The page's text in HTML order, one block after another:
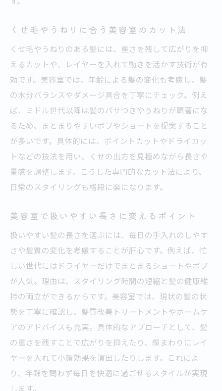
くせ毛やうねりに合う美容室のカット法
くせ毛やうねりのある髪には、重さを残して広がりを抑
えるカットや、レイヤーを入れて動きを活かす技術が有
効です。美容室では、年齢による髪の変化も考慮し、髪
の水分バランスやダメージ具合を丁寧にチェック。例え
ば、ミドル世代以降は髪のパサつきやうねりが顕著にな
るため、まとまりやすいボブやショートを提案すること
が多いです。具体的には、ポイントカットやドライカッ
トなどの技法を用い、くせの出方を見極めながら長さや
量感を調整します。こうした専門的なカット法により、
日常のスタイリングも格段に楽になります。
美容室で扱いやすい長さに変えるポイント
扱いやすい髪の長さを選ぶには、毎日の手入れのしやす
さや髪質の変化を考慮することが肝心です。例えば、忙
しい世代にはドライヤーだけでまとまるショートやボブ
が人気。理由は、スタイリング時間の短縮と髪の健康維
持の両立ができるからです。美容室では、現状の髪の状
態を丁寧に確認し、髪質改善トリートメントやホームケ
アのアドバイスも充実。具体的なアプローチとして、髪
の重さを残すことで広がりを抑えたり、顔まわりにレイ
ヤーを入れて小顔効果を演出したりします。これによ
り、年齢を問わず毎日を快適に過ごせるスタイルが実現
します。